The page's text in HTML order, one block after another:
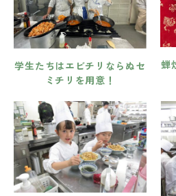
学生たちはエビチリならぬセ
ミチリを用意！
蝉